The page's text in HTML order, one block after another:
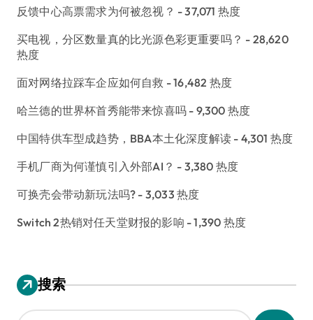
反馈中心高票需求为何被忽视？ - 37,071 热度
买电视，分区数量真的比光源色彩更重要吗？ - 28,620
热度
面对网络拉踩车企应如何自救 - 16,482 热度
哈兰德的世界杯首秀能带来惊喜吗 - 9,300 热度
中国特供车型成趋势，BBA本土化深度解读 - 4,301 热度
手机厂商为何谨慎引入外部AI？ - 3,380 热度
可换壳会带动新玩法吗? - 3,033 热度
Switch 2热销对任天堂财报的影响 - 1,390 热度
搜索